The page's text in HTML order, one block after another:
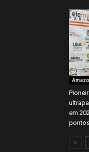
em